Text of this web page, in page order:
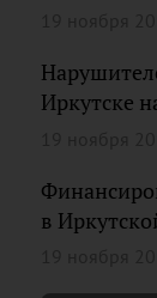
Иркутске
в